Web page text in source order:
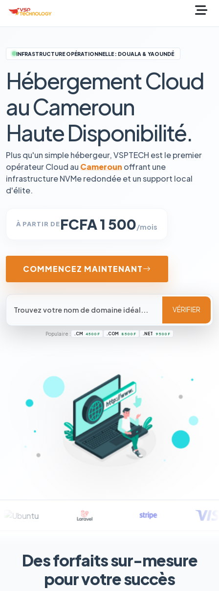
INFRASTRUCTURE OPÉRATIONNELLE : DOUALA & YAOUNDÉ
Hébergement Cloud
au Cameroun
Haute Disponibilité.
Plus qu'un simple hébergeur, VSPTECH est le premier
opérateur Cloud au Cameroun offrant une
infrastructure NVMe redondée et un support local
d'élite.
À PARTIR DEFCFA 1 500/mois
COMMENCEZ MAINTENANT
VÉRIFIER
Populaire : .CM 4 500 F .COM 8 500 F .NET 9 500 F
Des forfaits sur-mesure
pour votre succès